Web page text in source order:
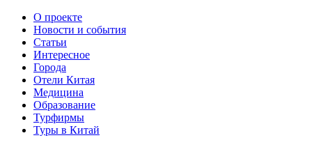
О проекте
Новости и события
Статьи
Интересное
Города
Отели Китая
Медицина
Образование
Турфирмы
Туры в Китай